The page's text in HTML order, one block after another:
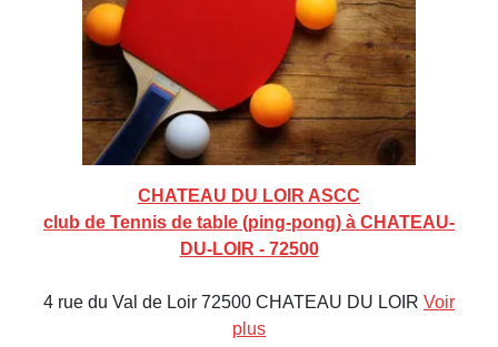
CHATEAU DU LOIR ASCC
club de Tennis de table (ping-pong) à CHATEAU-
DU-LOIR - 72500
4 rue du Val de Loir 72500 CHATEAU DU LOIR Voir
plus